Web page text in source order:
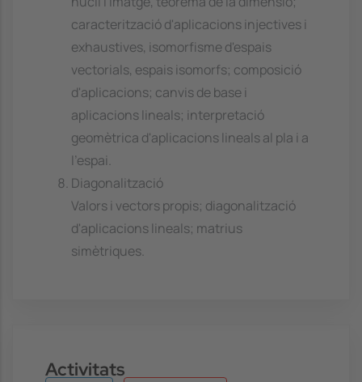
caracterització d'aplicacions injectives i
exhaustives, isomorfisme d'espais
vectorials, espais isomorfs; composició
d'aplicacions; canvis de base i
aplicacions lineals; interpretació
geomètrica d'aplicacions lineals al pla i a
l'espai.
Diagonalització
Valors i vectors propis; diagonalització
d'aplicacions lineals; matrius
simètriques.
Activitats